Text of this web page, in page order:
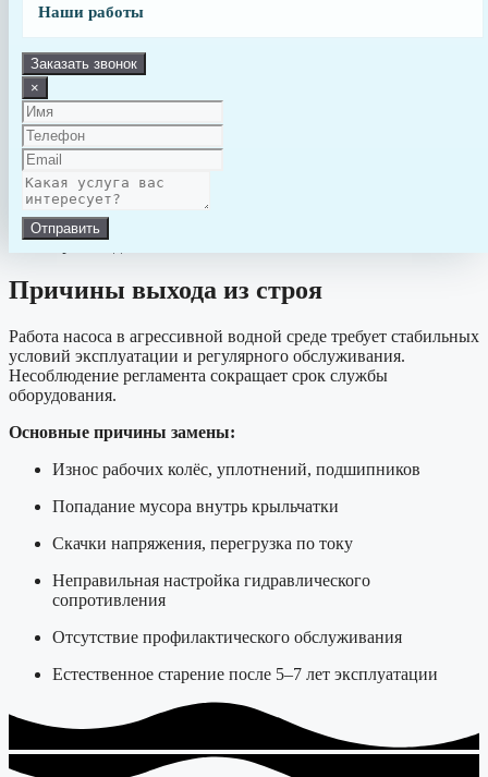
Наши работы
Заказать звонок
×
Отправить
Посторонние звуки: гул, вибрации, свист
Утечки воды из-под крышки насоса
Частые срабатывания автоматических выключателей
Рост потребления электроэнергии без увеличения
производительности
Причины выхода из строя
Работа насоса в агрессивной водной среде требует стабильных
условий эксплуатации и регулярного обслуживания.
Несоблюдение регламента сокращает срок службы
оборудования.
Основные причины замены:
Износ рабочих колёс, уплотнений, подшипников
Попадание мусора внутрь крыльчатки
Скачки напряжения, перегрузка по току
Неправильная настройка гидравлического
сопротивления
Отсутствие профилактического обслуживания
Естественное старение после 5–7 лет эксплуатации